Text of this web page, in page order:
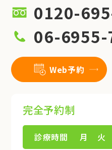
0120-
06-6955-
Web予約
完全予約制
診療時間 月 火